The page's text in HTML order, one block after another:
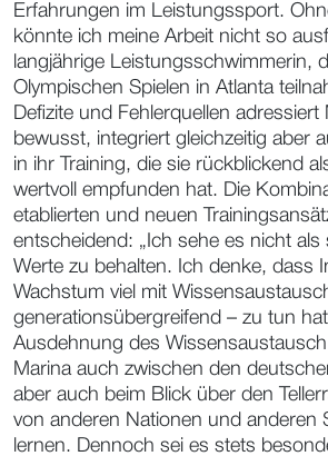
Erfahrungen im Leistungssport.
könnte ich meine Arbeit nicht so
langjährige Leistungsschwimmerin,
Olympischen Spielen in Atlanta
Defizite und Fehlerquellen adressiert
bewusst, integriert gleichzeitig aber
in ihr Training, die sie rückblickend
wertvoll empfunden hat. Die
etablierten und neuen
entscheidend: „Ich sehe es nicht als
Werte zu behalten. Ich denke, dass
Wachstum viel mit
generationsübergreifend – zu tun
Ausdehnung des
Marina auch zwischen den
aber auch beim Blick über den
von anderen Nationen und anderen
lernen. Dennoch sei es stets